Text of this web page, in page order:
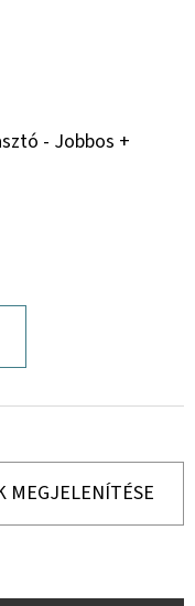
- Jobbos +
MEGJELENÍTÉSE